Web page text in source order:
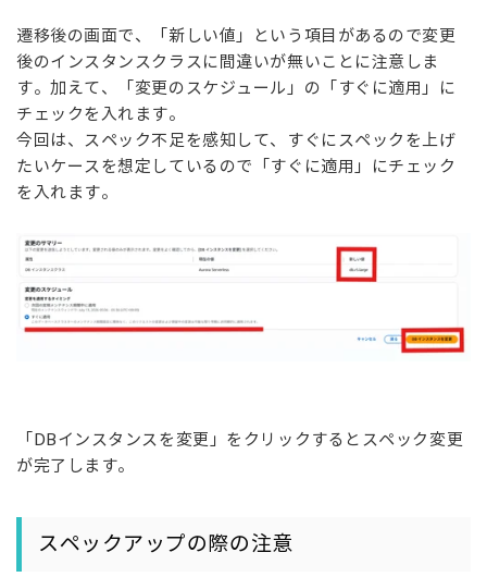
遷移後の画面で、「新しい値」という項目があるので変更
後のインスタンスクラスに間違いが無いことに注意しま
す。加えて、「変更のスケジュール」の「すぐに適用」に
チェックを入れます。
今回は、スペック不足を感知して、すぐにスペックを上げ
たいケースを想定しているので「すぐに適用」にチェック
を入れます。
「DBインスタンスを変更」をクリックするとスペック変更
が完了します。
スペックアップの際の注意